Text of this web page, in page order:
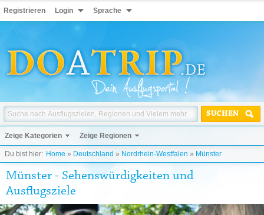
Registrieren Login Sprache
SUCHEN
Zeige Kategorien Zeige Regionen
Du bist hier: Home » Deutschland » Nordrhein-Westfalen » Münster
Münster - Sehenswürdigkeiten und
Ausflugsziele